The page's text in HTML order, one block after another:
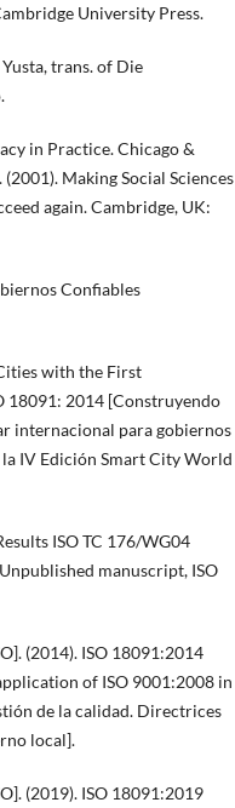
University Press.
trans. of Die
in Practice. Chicago &
Making Social Sciences
again. Cambridge, UK:
Confiables
with the First
18091: 2014 [Construyendo
internacional para gobiernos
IV Edición Smart City World
ISO TC 176/WG04
manuscript, ISO
(2014). ISO 18091:2014
of ISO 9001:2008 in
de la calidad. Directrices
local].
(2019). ISO 18091:2019